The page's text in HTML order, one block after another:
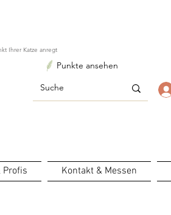
Ihrer Katze anregt
Punkte ansehen
Profis Kontakt & Messen